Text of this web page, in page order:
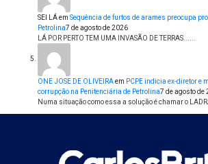
SEI LÁem Sequência de furtos de arames preocupa
Petrolina7 de agosto de 2026
LÁ POR PERTO TEM UMA INVASÃO DE TERRAS......
ONE JOSE DE OLIVEIRAem PCPE indicia ex-diretor e
corrupção na Penitenciária de Petrolina7 de agosto de
Numa situação como essa a solução é chamar o